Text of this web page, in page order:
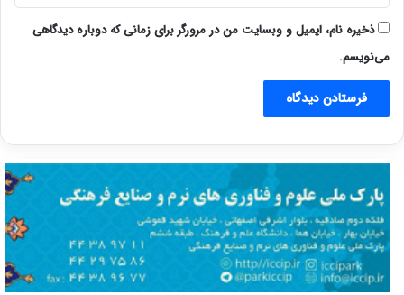
ذخیره نام، ایمیل و وبسایت من در مرورگر برای زمانی که دوباره دیدگاهی
می‌نویسم.